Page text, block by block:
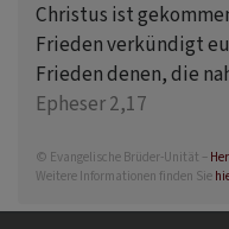
Christus ist
Frieden verkündigt
Frieden denen, die
Epheser 2,17
© Evangelische Brüder-Unität –
Weitere Informationen finden Sie